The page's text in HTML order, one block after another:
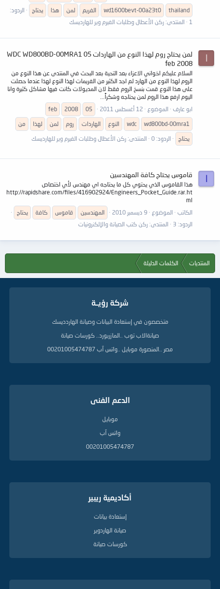
thailand
wd1600bevt-00a23t0 الفريم لمن هذا يحتاج
الردود:
1
المنتدى: ركن الأعطال وطلبات الفيرم وير للهارديسك
ا
لمن يحتاج روم لهذا النوع من الهاردات WDC WD800BD-00MRA1 05
feb 2008
السلام عليكم اخواني الاعزاء بعد التحية بعد البحث في المنتدى عن هذا النوع من
الروم لهذا النوع من الهارد لم اجد الكثير من الفريمات لهذا النوع لهذا عندما حصلت
على هذا النوع قمت بنسخ الروم فقط لان المديولات كانت فيها مشاكل كثيرة وانا
اليوم ارفع هذا الروم لمن يحتاجه وشكراً...
ابو عارف
الموضوع 12 أغسطس 2011 05
2008
feb
wd800bd-00mra1
wdc النوع الهاردات روم لمن لهذا
من
يحتاج
الردود: 0 المنتدى: ركن الأعطال وطلبات الفيرم وير للهارديسك
ا قاموس يحتاج كافة المهندسين
هذا القاموس الذي يحتوي كل ما يحتاجه اي مهندس لأي اختصاص
http://rapidshare.com/files/416902924/Engineers_Pocket_Guide.rar.ht
ml
الكاتب
الموضوع 9 ديسمبر 2010 المهندسين قاموس كافة
يحتاج
الردود: 3
المنتدى: ركن كتب الصيانة والإلكنرونيات
المنتديات الكلمات الدليلة
شركة رؤيــة
متخصصون في إستعادة البيانات وصيانة الهاردديسك
صيانةالاب توب ..المازربورد.. كورسات صيانة
مصر ..المنصورة موبايل ..واتس آب 00201005474787
الدعم الفنى
موبايل
واتس آب
00201005474787
أكاديمية ريبير
إستعادة بيانات
صيانة الهاردوير
كورسات صيانة